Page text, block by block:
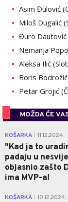
Asim Đulović
Miloš Dugalić
Đuro Dautović
Nemanja
Aleksa Ilić
Boris
Petar Grojić
MOŽDA ĆE
KOŠARKA 11.12.2024.
"Kad ja to
padaju u
objasnio zašto
ima MVP-a!
KOŠARKA 10.12.2024.